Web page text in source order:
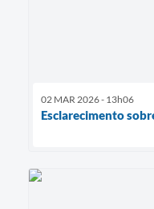
02 MAR 2026 - 13h06
Esclarecimento